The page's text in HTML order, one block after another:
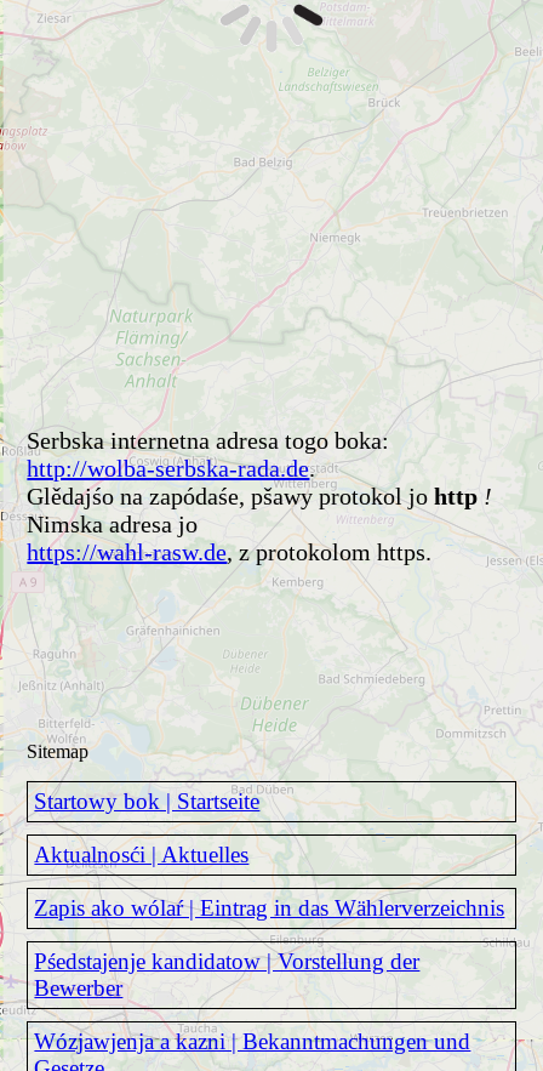
Serbska internetna adresa togo boka:
http://wolba-serbska-rada.de.
Glědajśo na zapódaśe, pšawy protokol johttp !
Nimska adresa jo
https://wahl-rasw.de, z protokolom https.
Sitemap
Startowy bok | Startseite
Aktualnosći | Aktuelles
Zapis ako wólaŕ | Eintrag in das Wählerverzeichnis
Pśedstajenje kandidatow | Vorstellung der
Bewerber
Wózjawjenja a kazni | Bekanntmachungen und